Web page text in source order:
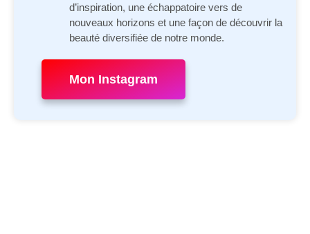
d’inspiration, une échappatoire vers de
nouveaux horizons et une façon de découvrir la
beauté diversifiée de notre monde.
Mon Instagram